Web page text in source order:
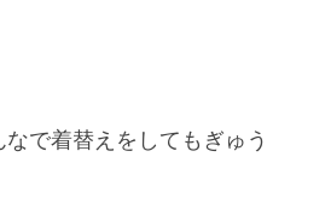
で着替えをしてもぎゅう